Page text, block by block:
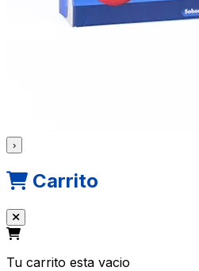
›
Carrito
Tu carrito esta vacio